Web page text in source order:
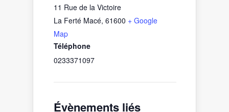
11 Rue de la Victoire
La Ferté Macé, 61600 + Google
Map
Téléphone
0233371097
Évènements liés